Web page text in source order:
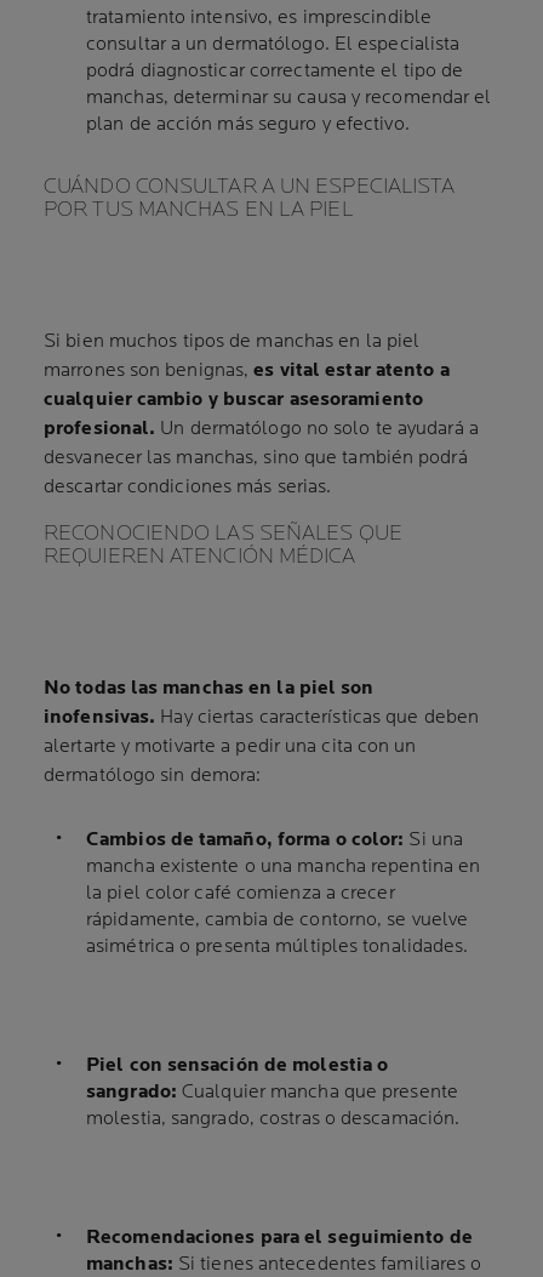
tratamiento intensivo, es imprescindible
consultar a un dermatólogo. El especialista
podrá diagnosticar correctamente el tipo de
manchas, determinar su causa y recomendar el
plan de acción más seguro y efectivo.
CUÁNDO CONSULTAR A UN ESPECIALISTA
POR TUS MANCHAS EN LA PIEL
Si bien muchos tipos de manchas en la piel
marrones son benignas,es vital estar atento a
cualquier cambio y buscar asesoramiento
profesional. Un dermatólogo no solo te ayudará a
desvanecer las manchas, sino que también podrá
descartar condiciones más serias.
RECONOCIENDO LAS SEÑALES QUE
REQUIEREN ATENCIÓN MÉDICA
No todas las manchas en la piel son
inofensivas. Hay ciertas características que deben
alertarte y motivarte a pedir una cita con un
dermatólogo sin demora:
Cambios de tamaño, forma o color: Si una
mancha existente o una mancha repentina en
la piel color café comienza a crecer
rápidamente, cambia de contorno, se vuelve
asimétrica o presenta múltiples tonalidades.
Piel con sensación de molestia o
sangrado: Cualquier mancha que presente
molestia, sangrado, costras o descamación.
Recomendaciones para el seguimiento de
manchas: Si tienes antecedentes familiares o